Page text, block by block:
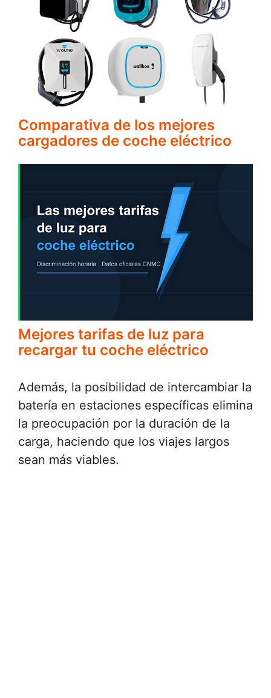
Comparativa de los mejores
cargadores de coche eléctrico
Mejores tarifas de luz para
recargar tu coche eléctrico
Además, la posibilidad de intercambiar la
batería en estaciones específicas elimina
la preocupación por la duración de la
carga, haciendo que los viajes largos
sean más viables.